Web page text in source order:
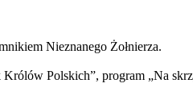
Nieznanego Żołnierza.
Polskich”, program „Na